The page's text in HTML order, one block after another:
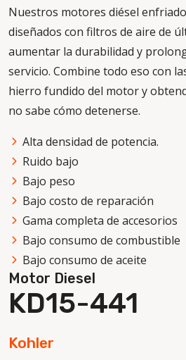
Nuestros motores diésel
diseñados con filtros de aire de
aumentar la durabilidad y
servicio. Combine todo eso con
hierro fundido del motor y
no sabe cómo detenerse.
Alta densidad de potencia.
Ruido bajo
Bajo peso
Bajo costo de reparación
Gama completa de accesorios
Bajo consumo de combustible
Bajo consumo de aceite
Motor Diesel
KD15-441
Kohler